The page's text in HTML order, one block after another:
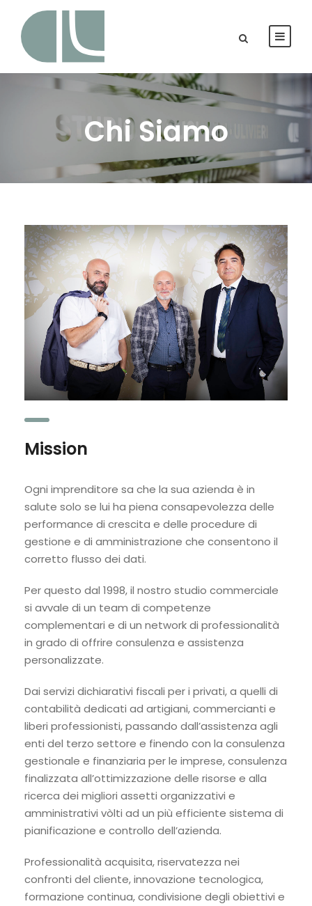
Chi Siamo
Mission
Ogni imprenditore sa che la sua azienda è in
salute solo se lui ha piena consapevolezza delle
performance di crescita e delle procedure di
gestione e di amministrazione che consentono il
corretto flusso dei dati.
Per questo dal 1998, il nostro studio commerciale
si avvale di un team di competenze
complementari e di un network di professionalità
in grado di offrire consulenza e assistenza
personalizzate.
Dai servizi dichiarativi fiscali per i privati, a quelli di
contabilità dedicati ad artigiani, commercianti e
liberi professionisti, passando dall’assistenza agli
enti del terzo settore e finendo con la consulenza
gestionale e finanziaria per le imprese, consulenza
finalizzata all’ottimizzazione delle risorse e alla
ricerca dei migliori assetti organizzativi e
amministrativi vòlti ad un più efficiente sistema di
pianificazione e controllo dell’azienda.
Professionalità acquisita, riservatezza nei
confronti del cliente, innovazione tecnologica,
formazione continua, condivisione degli obiettivi e